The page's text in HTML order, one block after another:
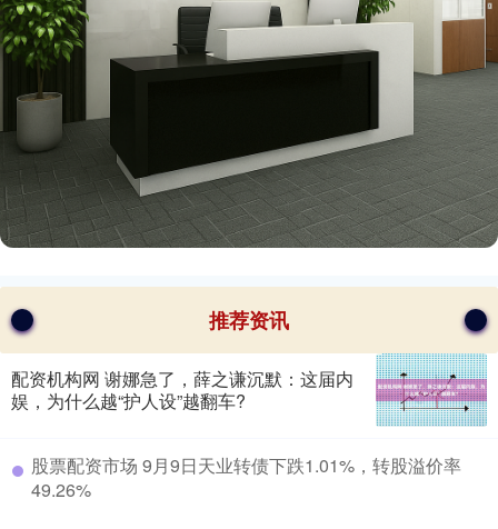
推荐资讯
配资机构网 谢娜急了，薛之谦沉默：这届内
娱，为什么越“护人设”越翻车?
​股票配资市场 9月9日天业转债下跌1.01%，转股溢价率
49.26%